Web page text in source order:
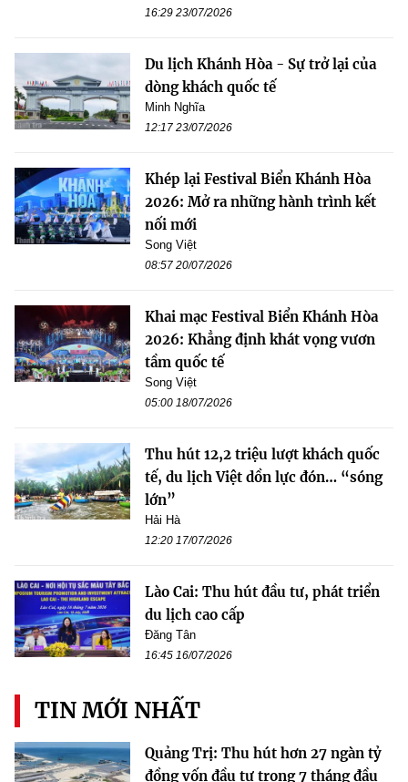
16:29 23/07/2026
Du lịch Khánh Hòa - Sự trở lại của
dòng khách quốc tế
Minh Nghĩa
12:17 23/07/2026
Khép lại Festival Biển Khánh Hòa
2026: Mở ra những hành trình kết
nối mới
Song Việt
08:57 20/07/2026
Khai mạc Festival Biển Khánh Hòa
2026: Khẳng định khát vọng vươn
tầm quốc tế
Song Việt
05:00 18/07/2026
Thu hút 12,2 triệu lượt khách quốc
tế, du lịch Việt dồn lực đón… “sóng
lớn”
Hải Hà
12:20 17/07/2026
Lào Cai: Thu hút đầu tư, phát triển
du lịch cao cấp
Đăng Tân
16:45 16/07/2026
TIN MỚI NHẤT
Quảng Trị: Thu hút hơn 27 ngàn tỷ
đồng vốn đầu tư trong 7 tháng đầu